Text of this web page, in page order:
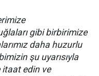
gibi birbirimize
daha huzurlu
şu uyarısıyla
itaat edin ve